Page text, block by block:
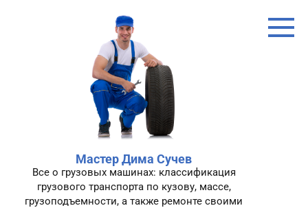
Мастер Дима Сучев
Все о грузовых машинах: классификация
грузового транспорта по кузову, массе,
грузоподъемности, а также ремонте своими